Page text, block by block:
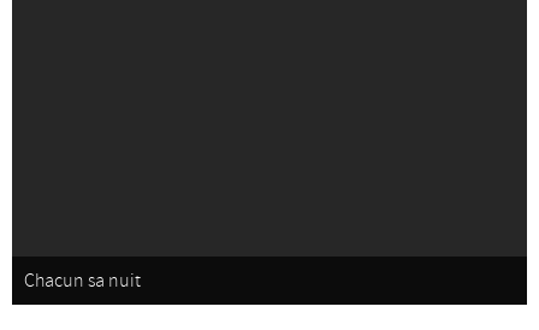
Chacun sa nuit